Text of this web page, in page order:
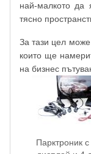
най-малкото да
тясно
За тази цел
които ще
на бизнес
Парктроник